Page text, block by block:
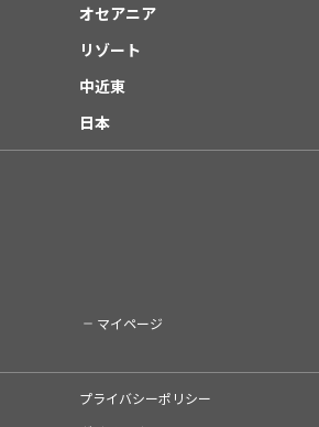
オセアニア
リゾート
中近東
日本
マイページ
プライバシーポリシー